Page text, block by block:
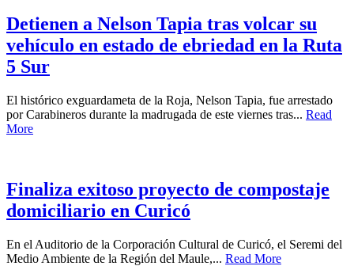
Detienen a Nelson Tapia tras volcar su
vehículo en estado de ebriedad en la Ruta
5 Sur
El histórico exguardameta de la Roja, Nelson Tapia, fue arrestado
por Carabineros durante la madrugada de este viernes tras... Read
More
Finaliza exitoso proyecto de compostaje
domiciliario en Curicó
En el Auditorio de la Corporación Cultural de Curicó, el Seremi del
Medio Ambiente de la Región del Maule,... Read More